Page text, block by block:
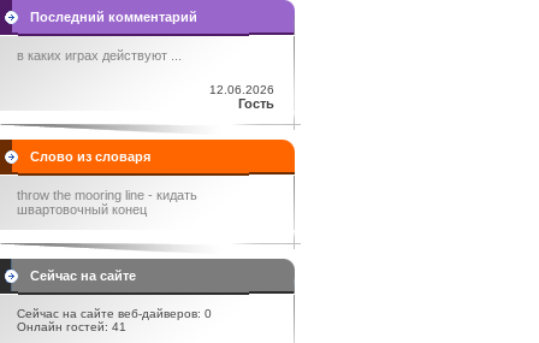
Последний комментарий
в каких играх действуют ...
12.06.2026
Гость
Слово из словаря
throw the mooring line - кидать
швартовочный конец
Сейчас на сайте
Сейчас на сайте веб-дайверов: 0
Онлайн гостей: 41